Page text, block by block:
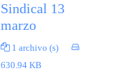
Sindical 13
marzo
1 archivo (s)
630.94 KB